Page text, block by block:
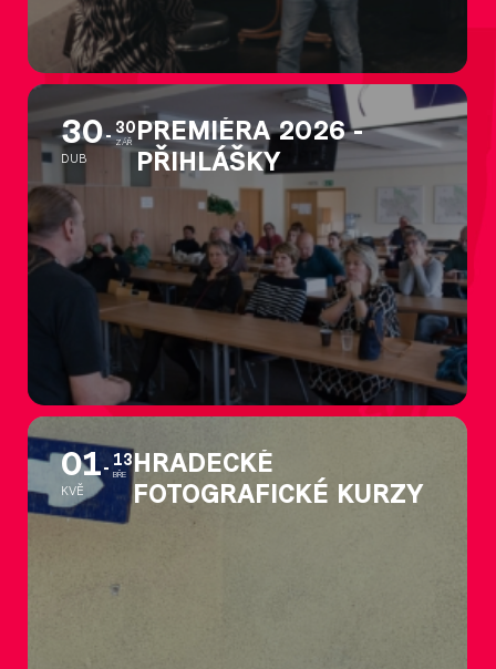
30
DUB
30
ZÁŘ
PREMIÉRA 2026 -
PŘIHLÁŠKY
01
KVĚ
13
BŘE
HRADECKÉ
FOTOGRAFICKÉ KURZY